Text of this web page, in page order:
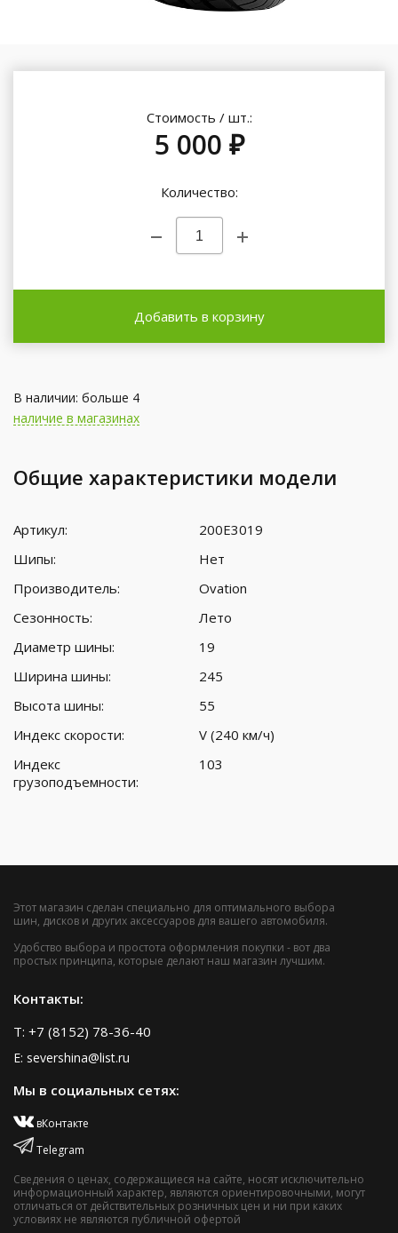
Стоимость / шт.:
5 000 ₽
Количество:
Добавить в корзину
В наличии: больше 4
наличие в магазинах
Общие характеристики модели
Артикул:
200E3019
Шипы:
Нет
Производитель:
Ovation
Сезонность:
Лето
Диаметр шины:
19
Ширина шины:
245
Высота шины:
55
Индекс скорости:
V (240 км/ч)
Индекс
грузоподъемности:
103
Этот магазин сделан специально для оптимального выбора
шин, дисков и других аксессуаров для вашего автомобиля.
Удобство выбора и простота оформления покупки - вот два
простых принципа, которые делают наш магазин лучшим.
Контакты:
T: +7 (8152) 78-36-40
E: severshina@list.ru
Мы в социальных сетях:
вКонтакте
Telegram
Сведения о ценах, содержащиеся на сайте, носят исключительно
информационный характер, являются ориентировочными, могут
отличаться от действительных розничных цен и ни при каких
условиях не являются публичной офертой